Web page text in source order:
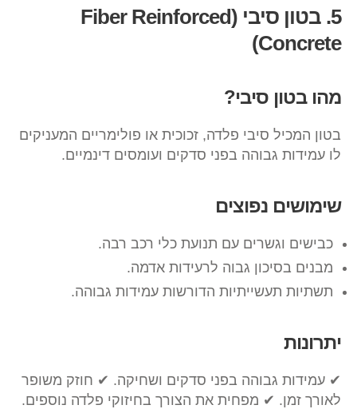
5. בטון סיבי (Fiber Reinforced
Concrete)
מהו בטון סיבי?
בטון המכיל סיבי פלדה, זכוכית או פולימריים המעניקים
לו עמידות גבוהה בפני סדקים ועומסים דינמיים.
שימושים נפוצים
כבישים וגשרים עם תנועת כלי רכב רבה.
מבנים בסיכון גבוה לרעידות אדמה.
תשתיות תעשייתיות הדורשות עמידות גבוהה.
יתרונות
✔ עמידות גבוהה בפני סדקים ושחיקה. ✔ חוזק משופר
לאורך זמן. ✔ מפחית את הצורך בחיזוקי פלדה נוספים.